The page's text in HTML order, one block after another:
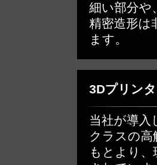
細い部分や
精密造形は
ます。
3Dプリン
当社が導入
クラスの高
もとより